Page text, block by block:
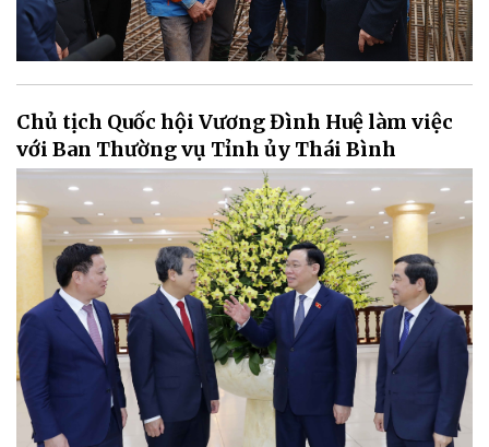
Chủ tịch Quốc hội Vương Đình Huệ làm việc
với Ban Thường vụ Tỉnh ủy Thái Bình